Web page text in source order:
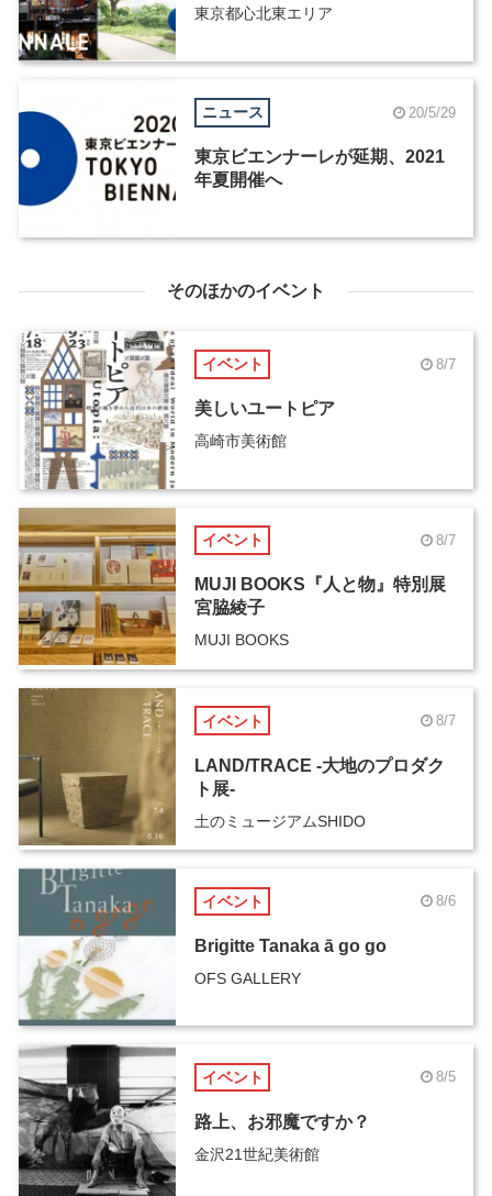
東京都心北東エリア
ニュース 20/5/29
東京ビエンナーレが延期、2021
年夏開催へ
そのほかのイベント
イベント 8/7
美しいユートピア
高崎市美術館
イベント 8/7
MUJI BOOKS『人と物』特別展
宮脇綾子
MUJI BOOKS
イベント 8/7
LAND/TRACE -大地のプロダク
ト展-
土のミュージアムSHIDO
イベント 8/6
Brigitte Tanaka ā go go
OFS GALLERY
イベント 8/5
路上、お邪魔ですか？
金沢21世紀美術館